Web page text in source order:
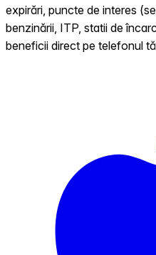
expirări, puncte de interes
benzinării, ITP, statii de
beneficii direct pe telefonul